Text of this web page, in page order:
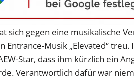
sich gegen eine musikalische
Entrance-Musik „Elevated“
Star, dass ihm kürzlich ein
Verantwortlich dafür war